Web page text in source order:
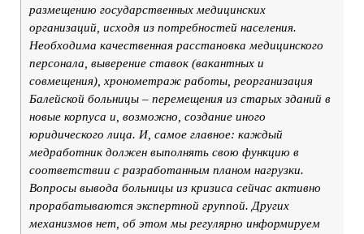
размещению государственных медицинских
организаций, исходя из потребностей населения.
Необходима качественная расстановка медицинского
персонала, выверение ставок (вакантных и
совмещения), хронометраж работы, реорганизация
Балейской больницы – перемещения из старых зданий в
новые корпуса и, возможно, создание иного
юридического лица. И, самое главное: каждый
медработник должен выполнять свою функцию в
соответствии с разработанным планом нагрузки.
Вопросы вывода больницы из кризиса сейчас активно
прорабатываются экспертной группой. Других
механизмов нет, об этом мы регулярно информируем